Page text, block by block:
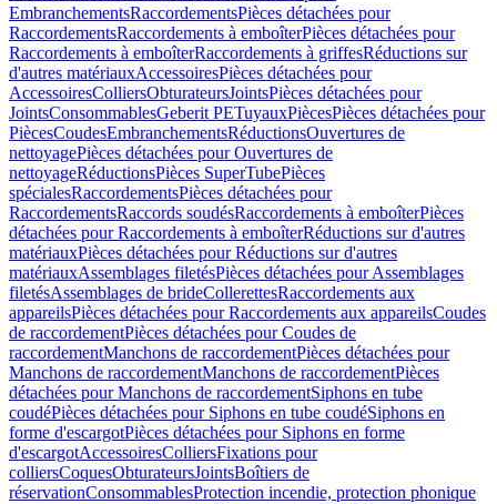
EmbranchementsRaccordementsPièces détachées pour
RaccordementsRaccordements à emboîterPièces détachées pour
Raccordements à emboîterRaccordements à griffesRéductions sur
d'autres matériauxAccessoiresPièces détachées pour
AccessoiresColliersObturateursJointsPièces détachées pour
JointsConsommablesGeberit PETuyauxPiècesPièces détachées pour
PiècesCoudesEmbranchementsRéductionsOuvertures de
nettoyagePièces détachées pour Ouvertures de
nettoyageRéductionsPièces SuperTubePièces
spécialesRaccordementsPièces détachées pour
RaccordementsRaccords soudésRaccordements à emboîterPièces
détachées pour Raccordements à emboîterRéductions sur d'autres
matériauxPièces détachées pour Réductions sur d'autres
matériauxAssemblages filetésPièces détachées pour Assemblages
filetésAssemblages de brideCollerettesRaccordements aux
appareilsPièces détachées pour Raccordements aux appareilsCoudes
de raccordementPièces détachées pour Coudes de
raccordementManchons de raccordementPièces détachées pour
Manchons de raccordementManchons de raccordementPièces
détachées pour Manchons de raccordementSiphons en tube
coudéPièces détachées pour Siphons en tube coudéSiphons en
forme d'escargotPièces détachées pour Siphons en forme
d'escargotAccessoiresColliersFixations pour
colliersCoquesObturateursJointsBoîtiers de
réservationConsommablesProtection incendie, protection phonique